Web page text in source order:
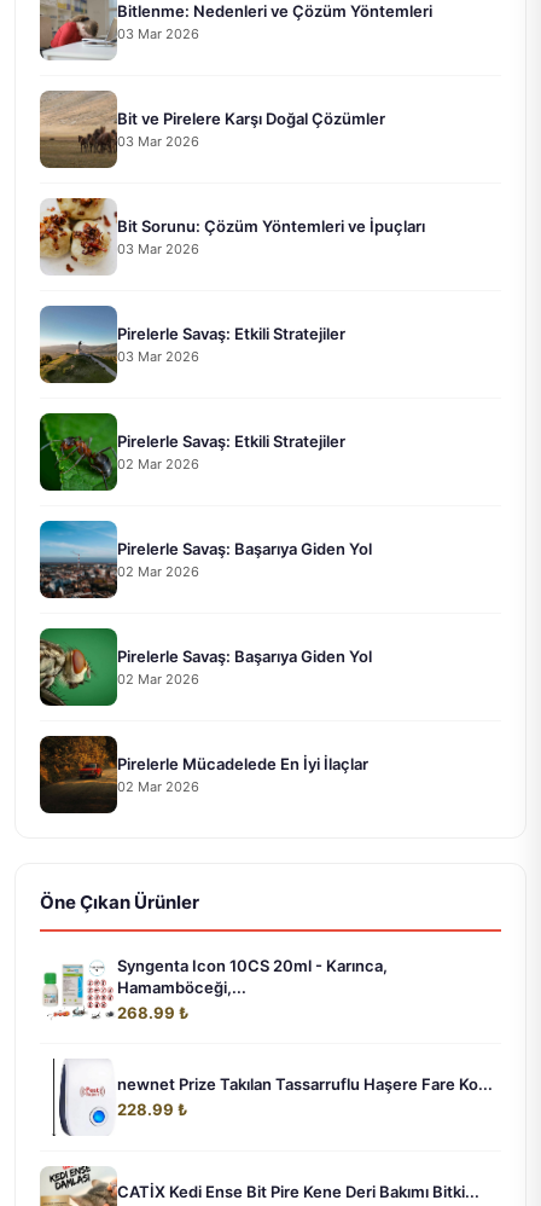
Bitlenme: Nedenleri ve Çözüm Yöntemleri
03 Mar 2026
Bit ve Pirelere Karşı Doğal Çözümler
03 Mar 2026
Bit Sorunu: Çözüm Yöntemleri ve İpuçları
03 Mar 2026
Pirelerle Savaş: Etkili Stratejiler
03 Mar 2026
Pirelerle Savaş: Etkili Stratejiler
02 Mar 2026
Pirelerle Savaş: Başarıya Giden Yol
02 Mar 2026
Pirelerle Savaş: Başarıya Giden Yol
02 Mar 2026
Pirelerle Mücadelede En İyi İlaçlar
02 Mar 2026
Öne Çıkan Ürünler
Syngenta Icon 10CS 20ml - Karınca,
Hamamböceği,...
268.99 ₺
newnet Prize Takılan Tassarruflu Haşere Fare Ko...
228.99 ₺
CATİX Kedi Ense Bit Pire Kene Deri Bakımı Bitki...